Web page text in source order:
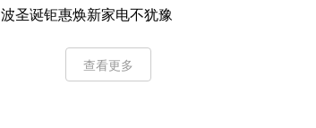
波圣诞钜惠焕新家电不犹豫
查看更多